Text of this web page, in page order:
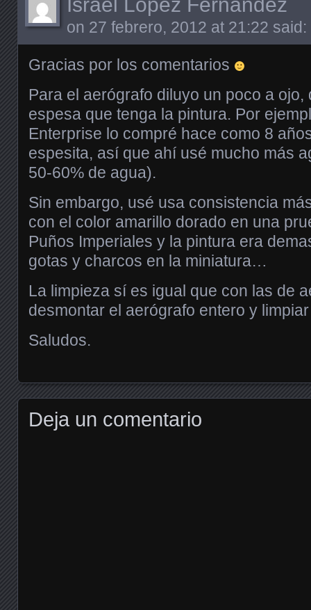
on 27 febrero, 2012 at 21:22 said:
Gracias por los comentarios
Para el aerógrafo diluyo un poco a
espesa que tenga la pintura. Por
Enterprise lo compré hace como 8
espesita, así que ahí usé mucho más
50-60% de agua).
Sin embargo, usé usa consistencia
con el color amarillo dorado en una
Puños Imperiales y la pintura era
gotas y charcos en la miniatura…
La limpieza sí es igual que con las de
desmontar el aerógrafo entero y
Saludos.
Deja un comentario